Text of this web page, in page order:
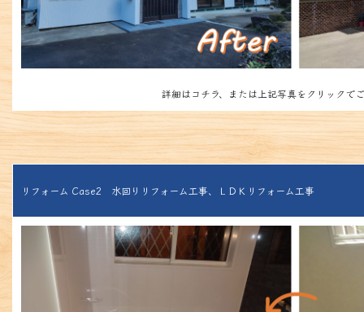
詳細はコチラ、または上記写真をクリックで
リフォーム Case2 水回りリフォーム工事、ＬＤＫリフォーム工事